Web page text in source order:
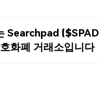
Searchpad
화폐 거래소입니다